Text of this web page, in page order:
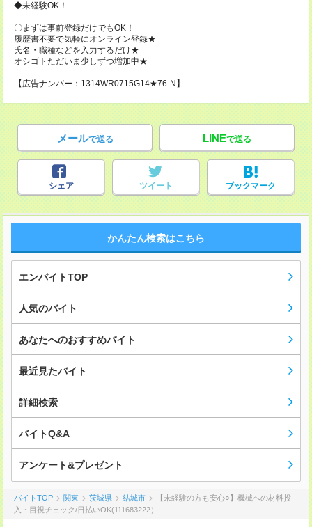
◆未経験OK！
〇まずは事前登録だけでもOK！
履歴書不要で気軽にオンライン登録★
氏名・職種などを入力するだけ★
オシゴトただいま少しずつ増加中★
【広告ナンバー：1314WR0715G14★76-N】
メールで送る LINEで送る
シェア ツイート ブックマーク
かんたん検索はこちら
エンバイトTOP
人気のバイト
あなたへのおすすめバイト
最近見たバイト
詳細検索
バイトQ&A
アンケート&プレゼント
バイトTOP 関東 茨城県 結城市
【未経験の方も安心○】機械への材料投
入・目視チェック/日払いOK(111683222）